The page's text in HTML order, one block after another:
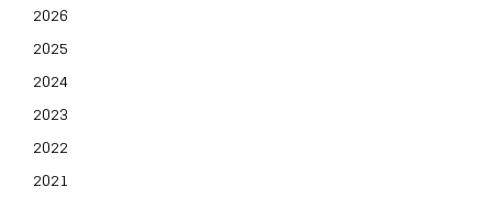
2026
2025
2024
2023
2022
2021